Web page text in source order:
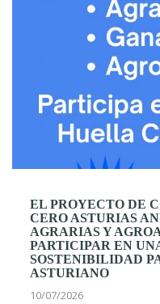
EL PROYECTO DE
CERO ASTURIAS
AGRARIAS Y
PARTICIPAR EN
SOSTENIBILIDAD
ASTURIANO
10/07/2026